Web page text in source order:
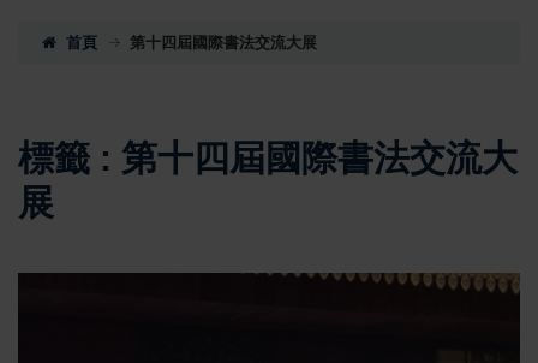
首頁 第十四屆國際書法交流大展
標籤 : 第十四屆國際書法交流大
展